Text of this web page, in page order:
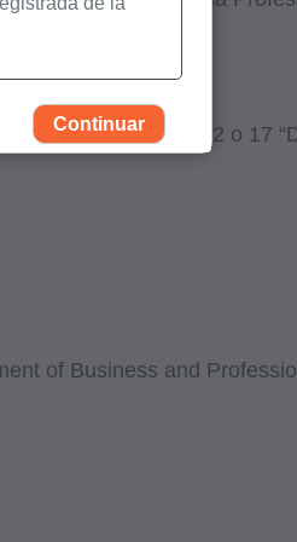
y la sección 12 o 17
of Business and
Continuar